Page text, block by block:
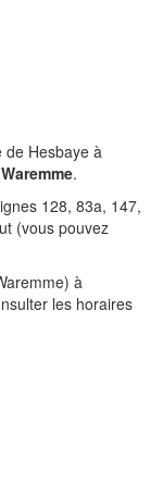
de Hesbaye à
.
128, 83a, 147,
(vous pouvez
à
les horaires